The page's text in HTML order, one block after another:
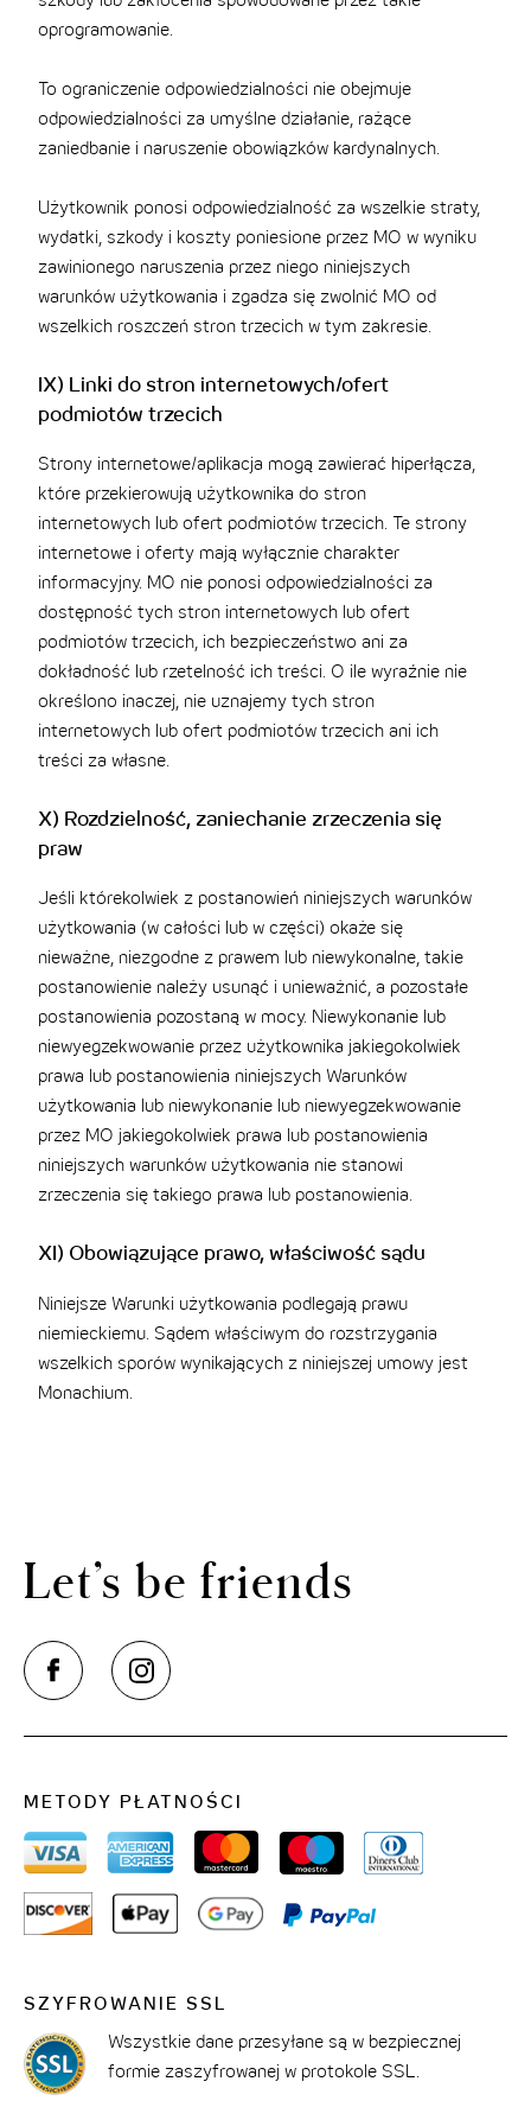
oprogramowanie.
To ograniczenie odpowiedzialności nie obejmuje
odpowiedzialności za umyślne działanie, rażące
zaniedbanie i naruszenie obowiązków kardynalnych.
Użytkownik ponosi odpowiedzialność za wszelkie straty,
wydatki, szkody i koszty poniesione przez MO w wyniku
zawinionego naruszenia przez niego niniejszych
warunków użytkowania i zgadza się zwolnić MO od
wszelkich roszczeń stron trzecich w tym zakresie.
IX) Linki do stron internetowych/ofert
podmiotów trzecich
Strony internetowe/aplikacja mogą zawierać hiperłącza,
które przekierowują użytkownika do stron
internetowych lub ofert podmiotów trzecich. Te strony
internetowe i oferty mają wyłącznie charakter
informacyjny. MO nie ponosi odpowiedzialności za
dostępność tych stron internetowych lub ofert
podmiotów trzecich, ich bezpieczeństwo ani za
dokładność lub rzetelność ich treści. O ile wyraźnie nie
określono inaczej, nie uznajemy tych stron
internetowych lub ofert podmiotów trzecich ani ich
treści za własne.
X) Rozdzielność, zaniechanie zrzeczenia się
praw
Jeśli którekolwiek z postanowień niniejszych warunków
użytkowania (w całości lub w części) okaże się
nieważne, niezgodne z prawem lub niewykonalne, takie
postanowienie należy usunąć i unieważnić, a pozostałe
postanowienia pozostaną w mocy. Niewykonanie lub
niewyegzekwowanie przez użytkownika jakiegokolwiek
prawa lub postanowienia niniejszych Warunków
użytkowania lub niewykonanie lub niewyegzekwowanie
przez MO jakiegokolwiek prawa lub postanowienia
niniejszych warunków użytkowania nie stanowi
zrzeczenia się takiego prawa lub postanowienia.
XI) Obowiązujące prawo, właściwość sądu
Niniejsze Warunki użytkowania podlegają prawu
niemieckiemu. Sądem właściwym do rozstrzygania
wszelkich sporów wynikających z niniejszej umowy jest
Monachium.
Let’s be friends
METODY PŁATNOŚCI
SZYFROWANIE SSL
Wszystkie dane przesyłane są w bezpiecznej
formie zaszyfrowanej w protokole SSL.